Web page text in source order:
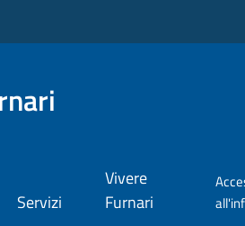
Servizi
Vivere
Furnari